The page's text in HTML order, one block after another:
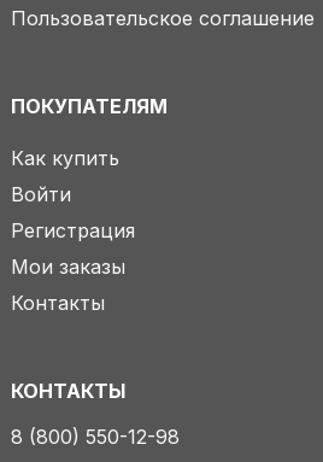
Пользовательское соглашение
ПОКУПАТЕЛЯМ
Как купить
Войти
Регистрация
Мои заказы
Контакты
КОНТАКТЫ
8 (800) 550-12-98